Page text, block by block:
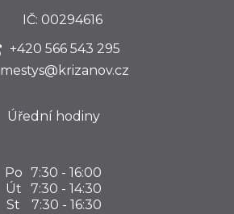
IČ: 00294616
+420 566 543 295
mestys@krizanov.cz
Úřední hodiny
Po 7:30 - 16:00
Út
7:30 - 14:30
St
7:30 - 16:30